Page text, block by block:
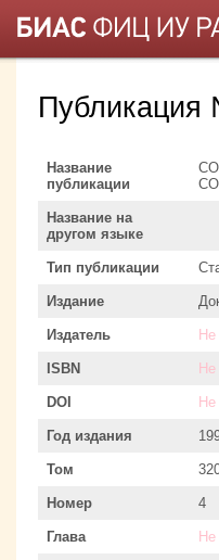
Название
публикации
Название на
другом языке
Тип публикации
Издание
Издатель Не
ISBN Не
DOI Не
Год издания
Том
Номер 4
Глава Не